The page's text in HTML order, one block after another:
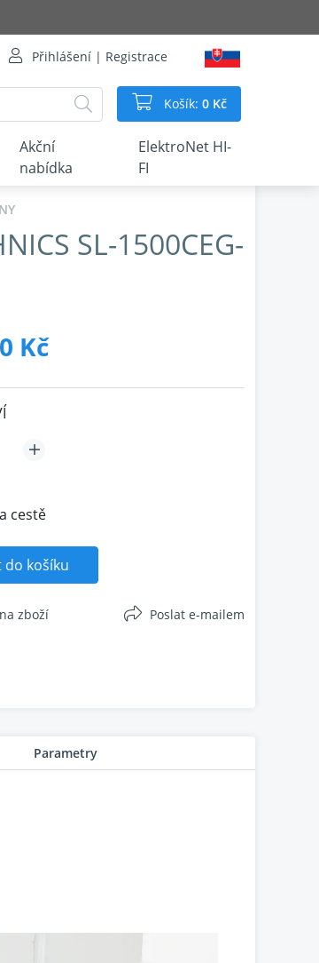
Přihlášení | Registrace
Košík: 0 Kč
SL-1500CEG-
Kč
cestě
do košíku
zboží Poslat e-mailem
Parametry
Akční
nabídka
ElektroNet HI-
FI